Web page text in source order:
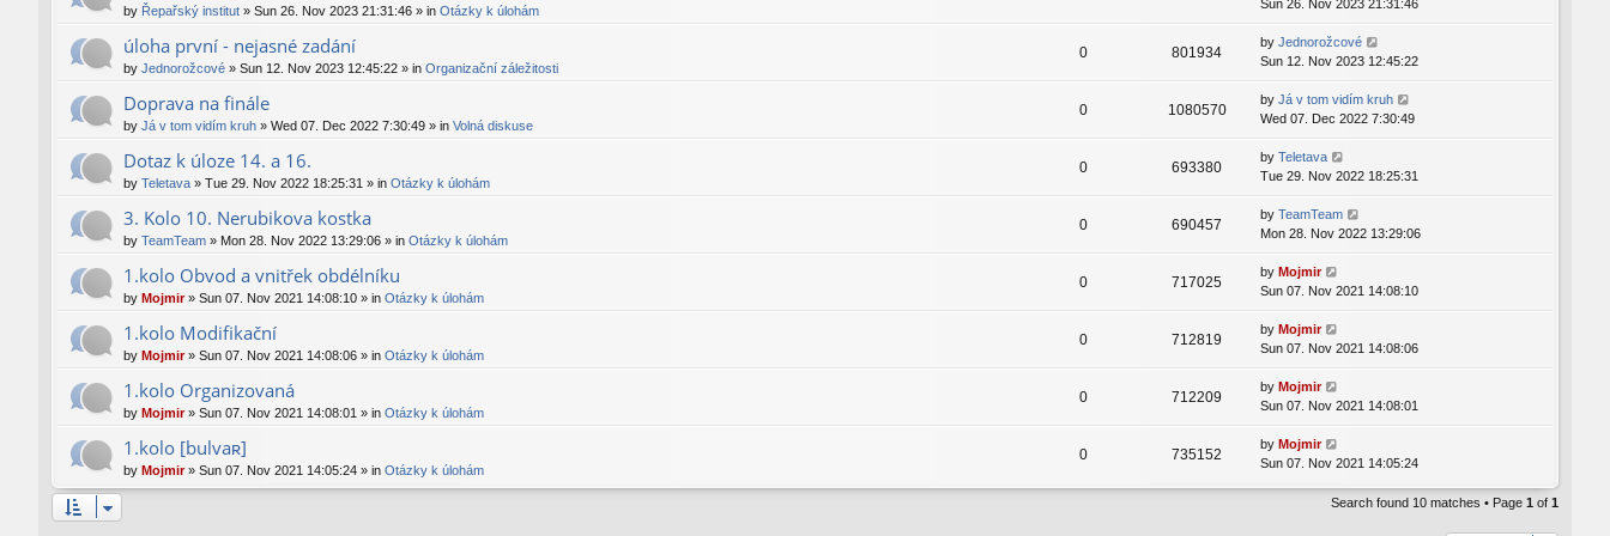
by Řepařský institut » Sun 26. Nov 2023 21:31:46 » in Otázky k úlohám Sun 26. Nov 2023 21:31:46
úloha první - nejasné zadání
by Jednorožcové » Sun 12. Nov 2023 12:45:22 » in Organizační záležitosti
0 801934
by Jednorožcové
Sun 12. Nov 2023 12:45:22
Doprava na finále
by Já v tom vidím kruh » Wed 07. Dec 2022 7:30:49 » in Volná diskuse
0 1080570
by Já v tom vidím kruh
Wed 07. Dec 2022 7:30:49
Dotaz k úloze 14. a 16.
by Teletava » Tue 29. Nov 2022 18:25:31 » in Otázky k úlohám
0 693380
by Teletava
Tue 29. Nov 2022 18:25:31
3. Kolo 10. Nerubikova kostka
by TeamTeam » Mon 28. Nov 2022 13:29:06 » in Otázky k úlohám
0 690457
by TeamTeam
Mon 28. Nov 2022 13:29:06
1.kolo Obvod a vnitřek obdélníku
by Mojmir» Sun 07. Nov 2021 14:08:10 » in Otázky k úlohám
0 717025
by Mojmir
Sun 07. Nov 2021 14:08:10
1.kolo Modifikační
by Mojmir» Sun 07. Nov 2021 14:08:06 » in Otázky k úlohám
0 712819
by Mojmir
Sun 07. Nov 2021 14:08:06
1.kolo Organizovaná
by Mojmir» Sun 07. Nov 2021 14:08:01 » in Otázky k úlohám
0 712209
by Mojmir
Sun 07. Nov 2021 14:08:01
1.kolo [bulvaʀ]
by Mojmir» Sun 07. Nov 2021 14:05:24 » in Otázky k úlohám
0 735152
by Mojmir
Sun 07. Nov 2021 14:05:24
Search found 10 matches • Page 1 of 1